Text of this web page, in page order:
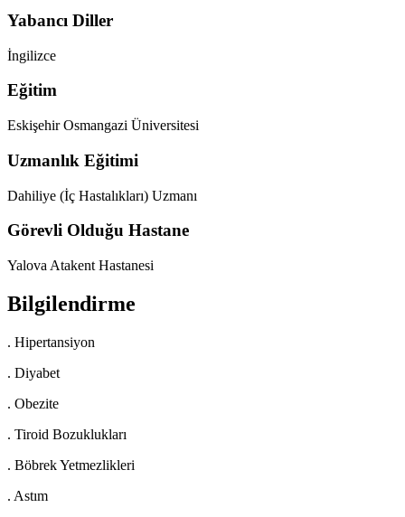
Yabancı Diller
İngilizce
Eğitim
Eskişehir Osmangazi Üniversitesi
Uzmanlık Eğitimi
Dahiliye (İç Hastalıkları) Uzmanı
Görevli Olduğu Hastane
Yalova Atakent Hastanesi
Bilgilendirme
. Hipertansiyon
. Diyabet
. Obezite
. Tiroid Bozuklukları
. Böbrek Yetmezlikleri
. Astım